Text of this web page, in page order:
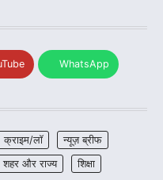
WhatsApp
क्राइम/लॉ
न्यूज़ ब्रीफ
शहर और राज्य
शिक्षा